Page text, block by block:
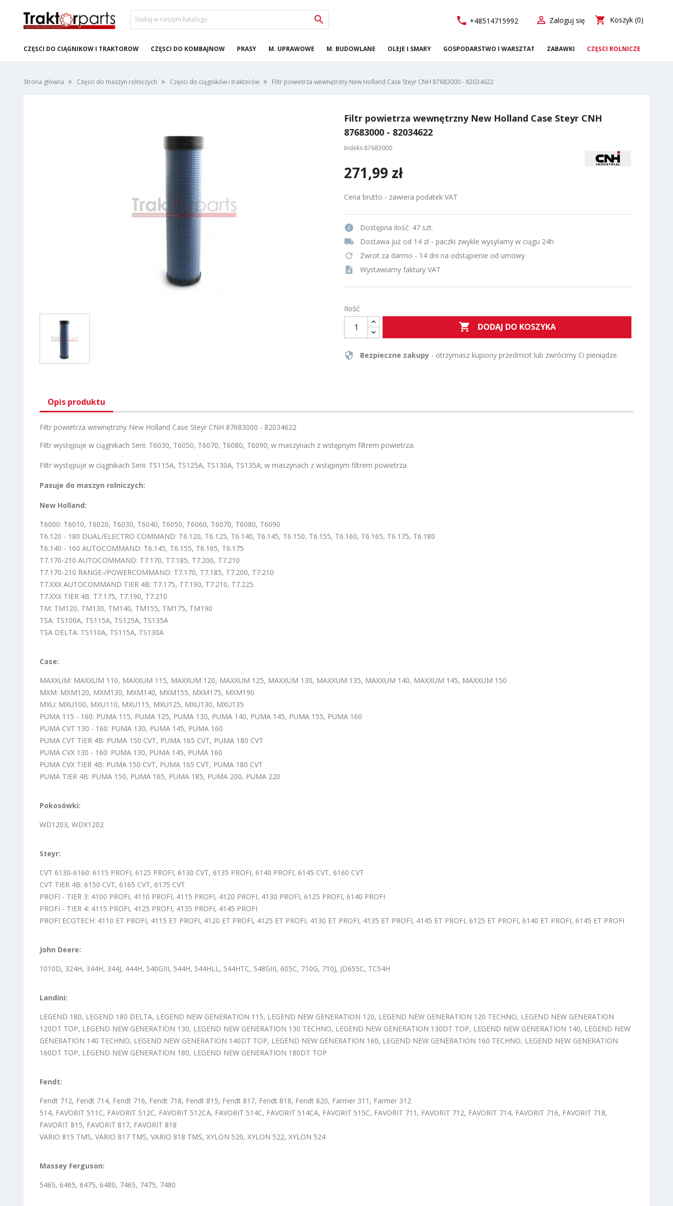
 call +48514715992  Zaloguj się shopping_cart Koszyk (0)
CZĘŚCI DO CIĄGNIKÓW I TRAKTORÓW CZĘŚCI DO KOMBAJNÓW PRASY M. UPRAWOWE M. BUDOWLANE OLEJE I SMARY GOSPODARSTWO I WARSZTAT ZABAWKI CZĘŚCI ROLNICZE
Strona główna Części do maszyn rolniczych Części do ciągników i traktorów Filtr powietrza wewnętrzny New Holland Case Steyr CNH 87683000 - 82034622
Filtr powietrza wewnętrzny New Holland Case Steyr CNH
87683000 - 82034622
Indeks 87683000
271,99 zł
Cena brutto - zawiera podatek VAT
info Dostępna ilość: 47 szt.
local_shipping Dostawa już od 14 zł - paczki zwykle wysyłamy w ciągu 24h
refresh Zwrot za darmo - 14 dni na odstąpienie od umowy
description Wystawiamy faktury VAT
Ilość
 DODAJ DO KOSZYKA
security Bezpieczne zakupy - otrzymasz kupiony przedmiot lub zwrócimy Ci pieniądze.
Opis produktu
Filtr powietrza wewnętrzny New Holland Case Steyr CNH 87683000 - 82034622
Filtr występuje w ciągnikach Serii: T6030, T6050, T6070, T6080, T6090; w maszynach z wstępnym filtrem powietrza.
Filtr występuje w ciągnikach Serii: TS115A, TS125A, TS130A, TS135A; w maszynach z wstępnym filtrem powietrza.
Pasuje do maszyn rolniczych:
New Holland:
T6000: T6010, T6020, T6030, T6040, T6050, T6060, T6070, T6080, T6090
T6.120 - 180 DUAL/ELECTRO COMMAND: T6.120, T6.125, T6.140, T6.145, T6.150, T6.155, T6.160, T6.165, T6.175, T6.180
T6.140 - 160 AUTOCOMMAND: T6.145, T6.155, T6.165, T6.175
T7.170-210 AUTOCOMMAND: T7.170, T7.185, T7.200, T7.210
T7.170-210 RANGE-/POWERCOMMAND: T7.170, T7.185, T7.200, T7.210
T7.XXX AUTOCOMMAND TIER 4B: T7.175, T7.190, T7.210, T7.225
T7.XXX TIER 4B: T7.175, T7.190, T7.210
TM: TM120, TM130, TM140, TM155, TM175, TM190
TSA: TS100A, TS115A, TS125A, TS135A
TSA DELTA: TS110A, TS115A, TS130A
Case:
MAXXUM: MAXXUM 110, MAXXUM 115, MAXXUM 120, MAXXUM 125, MAXXUM 130, MAXXUM 135, MAXXUM 140, MAXXUM 145, MAXXUM 150
MXM: MXM120, MXM130, MXM140, MXM155, MXM175, MXM190
MXU: MXU100, MXU110, MXU115, MXU125, MXU130, MXU135
PUMA 115 - 160: PUMA 115, PUMA 125, PUMA 130, PUMA 140, PUMA 145, PUMA 155, PUMA 160
PUMA CVT 130 - 160: PUMA 130, PUMA 145, PUMA 160
PUMA CVT TIER 4B: PUMA 150 CVT, PUMA 165 CVT, PUMA 180 CVT
PUMA CVX 130 - 160: PUMA 130, PUMA 145, PUMA 160
PUMA CVX TIER 4B: PUMA 150 CVT, PUMA 165 CVT, PUMA 180 CVT
PUMA TIER 4B: PUMA 150, PUMA 165, PUMA 185, PUMA 200, PUMA 220
Pokosówki:
WD1203, WDX1202
Steyr:
CVT 6130-6160: 6115 PROFI, 6125 PROFI, 6130 CVT, 6135 PROFI, 6140 PROFI, 6145 CVT, 6160 CVT
CVT TIER 4B: 6150 CVT, 6165 CVT, 6175 CVT
PROFI - TIER 3: 4100 PROFI, 4110 PROFI, 4115 PROFI, 4120 PROFI, 4130 PROFI, 6125 PROFI, 6140 PROFI
PROFI - TIER 4: 4115 PROFI, 4125 PROFI, 4135 PROFI, 4145 PROFI
PROFI ECOTECH: 4110 ET PROFI, 4115 ET PROFI, 4120 ET PROFI, 4125 ET PROFI, 4130 ET PROFI, 4135 ET PROFI, 4145 ET PROFI, 6125 ET PROFI, 6140 ET PROFI, 6145 ET PROFI
John Deere:
1010D, 324H, 344H, 344J, 444H, 540GIII, 544H, 544HLL, 544HTC, 548GIII, 605C, 710G, 710J, JD655C, TC54H
Landini:
LEGEND 180, LEGEND 180 DELTA, LEGEND NEW GENERATION 115, LEGEND NEW GENERATION 120, LEGEND NEW GENERATION 120 TECHNO, LEGEND NEW GENERATION
120DT TOP, LEGEND NEW GENERATION 130, LEGEND NEW GENERATION 130 TECHNO, LEGEND NEW GENERATION 130DT TOP, LEGEND NEW GENERATION 140, LEGEND NEW
GENERATION 140 TECHNO, LEGEND NEW GENERATION 140DT TOP, LEGEND NEW GENERATION 160, LEGEND NEW GENERATION 160 TECHNO, LEGEND NEW GENERATION
160DT TOP, LEGEND NEW GENERATION 180, LEGEND NEW GENERATION 180DT TOP
Fendt:
Fendt 712, Fendt 714, Fendt 716, Fendt 718, Fendt 815, Fendt 817, Fendt 818, Fendt 820, Farmer 311, Farmer 312
514, FAVORIT 511C, FAVORIT 512C, FAVORIT 512CA, FAVORIT 514C, FAVORIT 514CA, FAVORIT 515C, FAVORIT 711, FAVORIT 712, FAVORIT 714, FAVORIT 716, FAVORIT 718,
FAVORIT 815, FAVORIT 817, FAVORIT 818
VARIO 815 TMS, VARIO 817 TMS, VARIO 818 TMS, XYLON 520, XYLON 522, XYLON 524
Massey Ferguson:
5465, 6465, 6475, 6480, 7465, 7475, 7480